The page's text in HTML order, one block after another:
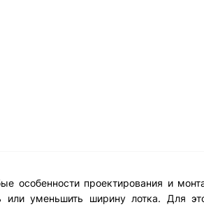
особенности проектирования и
или уменьшить ширину лотка. Для